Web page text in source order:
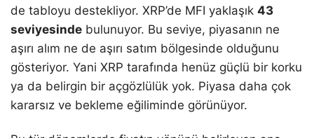
de tabloyu destekliyor. XRP’de MFI yaklaşık 43
seviyesinde bulunuyor. Bu seviye, piyasanın ne
aşırı alım ne de aşırı satım bölgesinde olduğunu
gösteriyor. Yani XRP tarafında henüz güçlü bir korku
ya da belirgin bir açgözlülük yok. Piyasa daha çok
kararsız ve bekleme eğiliminde görünüyor.